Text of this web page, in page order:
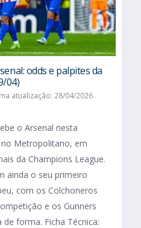
odds e palpites da
04)
atualização: 28/04/2026
o Arsenal nesta
Metropolitano, em
da Champions League.
ainda o seu primeiro
com os Colchoneros
e os Gunners
forma. Ficha Técnica: